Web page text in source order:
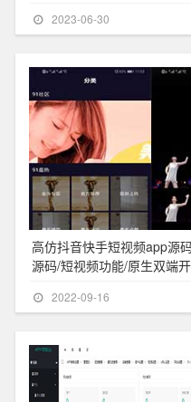
2023-06-30
高仿抖音快手短视频app源
源码/短视频功能/原生双端
2022-09-16